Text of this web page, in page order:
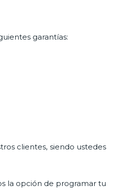
garantías:
clientes, siendo ustedes
la opción de programar tu